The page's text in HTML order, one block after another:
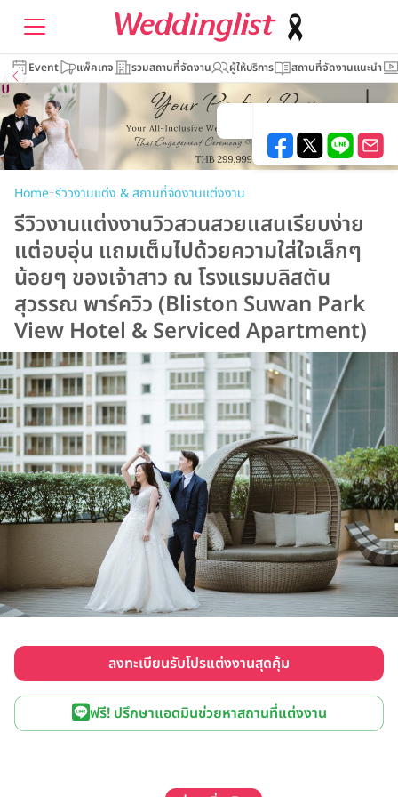
Event แพ็คเกจ รวมสถานที่จัดงาน ผู้ให้บริการ สถานที่จัดงานแนะนำ
Home–รีวิวงานแต่ง & สถานที่จัดงานแต่งงาน
รีวิวงานแต่งงานวิวสวนสวยแสนเรียบง่าย
แต่อบอุ่น แถมเต็มไปด้วยความใส่ใจเล็กๆ
น้อยๆ ของเจ้าสาว ณ โรงแรมบลิสตัน
สุวรรณ พาร์ควิว (Bliston Suwan Park
View Hotel & Serviced Apartment)
ลงทะเบียนรับโปรแต่งงานสุดคุ้ม
ฟรี! ปรึกษาแอดมินช่วยหาสถานที่แต่งงาน